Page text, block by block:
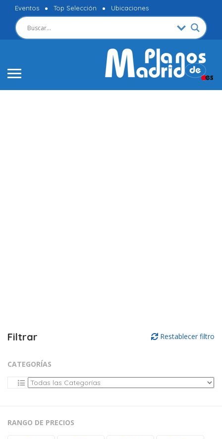
Eventos Top Selección Ubicaciones
Filtrar Restablecer filtro
CATEGORÍAS
RANGO DE PRECIOS